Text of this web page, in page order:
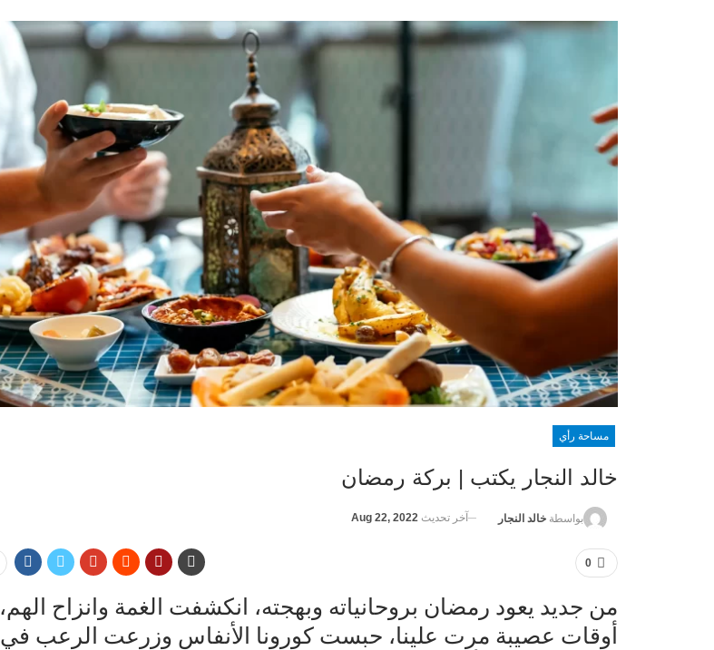
مساحة رأي
خالد النجار يكتب | بركة رمضان
بواسطة خالد النجار آخر تحديث Aug 22, 2022
0
من جديد يعود رمضان بروحانياته وبهجته، انكشفت الغمة وانزاح الهم،
أوقات عصيبة مرت علينا، حبست كورونا الأنفاس وزرعت الرعب في